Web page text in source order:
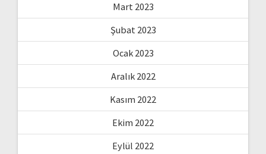
Mart 2023
Şubat 2023
Ocak 2023
Aralık 2022
Kasım 2022
Ekim 2022
Eylül 2022